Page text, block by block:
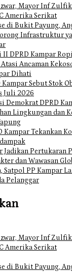
Mayor Inf
Amerika Serikat
di Bukit Payung,
Infrastruktur
DPRD Kampar
Ancaman
Dihati
Sebut Stok
Juli 2026
Demokrat DPRD
Lingkungan dan
Kampar Tekankan
Jadikan Pertukaran
dan Wawasan
Satpol PP Kampar
Pelanggar
Mayor Inf
Amerika Serikat
di Bukit Payung,